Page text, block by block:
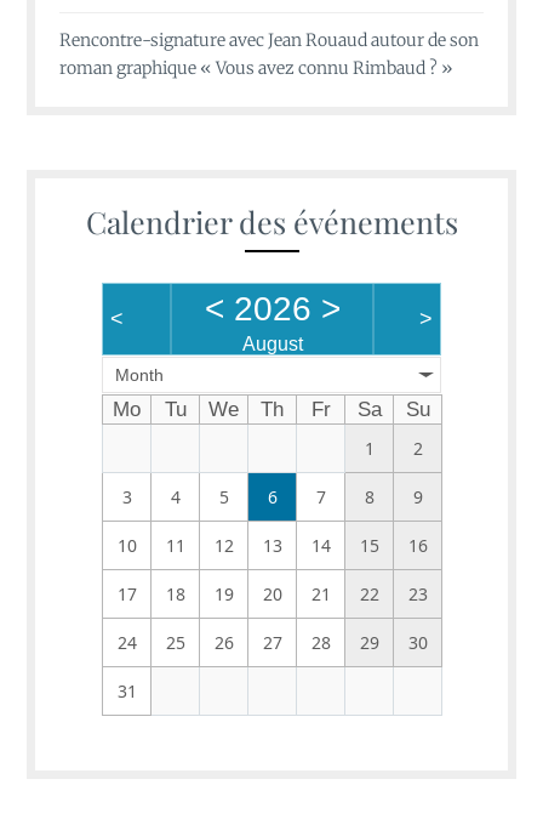
Rencontre-signature avec Jean Rouaud autour de son
roman graphique « Vous avez connu Rimbaud ? »
Calendrier des événements
< < 2026 >
August
>
Month
Mo Tu We Th Fr Sa
Su
1
2
3 4 5 6 7 8 9
10 11 12 13 14 15 16
17 18 19 20 21 22 23
24 25 26 27 28 29 30
31